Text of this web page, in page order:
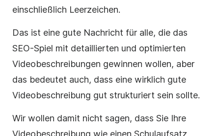
einschließlich Leerzeichen.
Das ist eine gute Nachricht für alle, die das
SEO-Spiel mit detaillierten und optimierten
Videobeschreibungen gewinnen wollen, aber
das bedeutet auch, dass eine wirklich gute
Videobeschreibung gut strukturiert sein sollte.
Wir wollen damit nicht sagen, dass Sie Ihre
Videobeschreibung wie einen Schulaufsatz